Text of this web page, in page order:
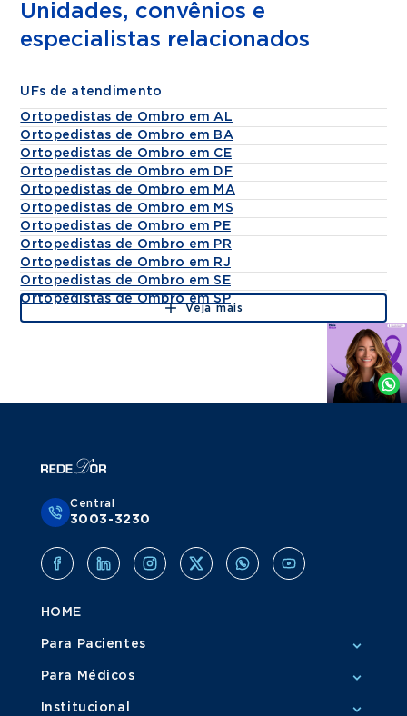
Unidades, convênios e
especialistas relacionados
UFs de atendimento
Ortopedistas de Ombro em AL
Ortopedistas de Ombro em BA
Ortopedistas de Ombro em CE
Ortopedistas de Ombro em DF
Ortopedistas de Ombro em MA
Ortopedistas de Ombro em MS
Ortopedistas de Ombro em PE
Ortopedistas de Ombro em PR
Ortopedistas de Ombro em RJ
Ortopedistas de Ombro em SE
Ortopedistas de Ombro em SP
Veja mais
Agende
Whatsapp
Central
3003-3230
HOME
Para Pacientes
Para Médicos
Institucional